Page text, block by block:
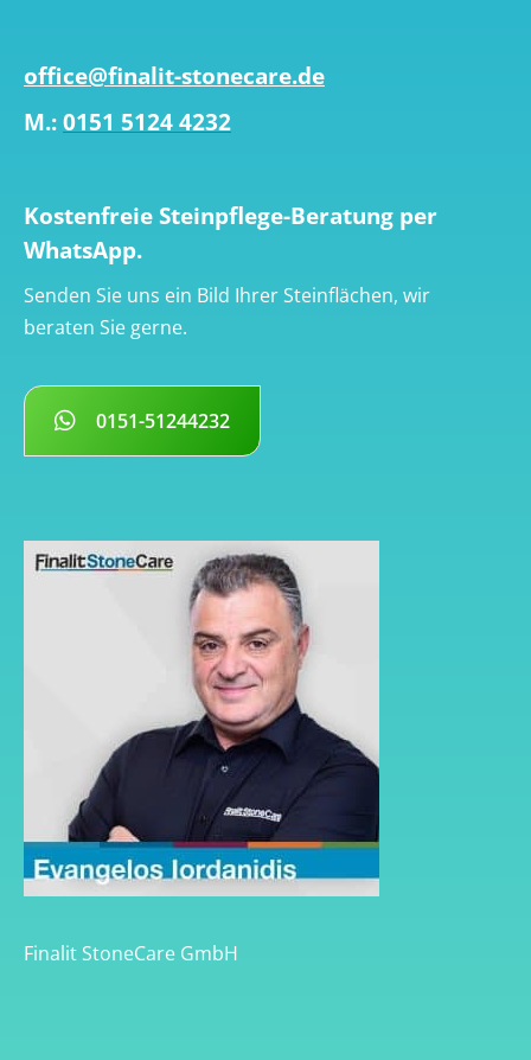
office@finalit-stonecare.de
M.: 0151 5124 4232
Kostenfreie Steinpflege-Beratung per
WhatsApp.
Senden Sie uns ein Bild Ihrer Steinflächen, wir
beraten Sie gerne.
0151-51244232
Finalit StoneCare GmbH